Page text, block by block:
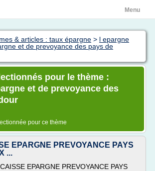
Menu
& articles : taux épargne > l epargne
et de prevoyance des pays de
pour le thème :
et de prevoyance des
pour ce thème
EPARGNE PREVOYANCE PAYS
...
EPARGNE PREVOYANCE PAYS